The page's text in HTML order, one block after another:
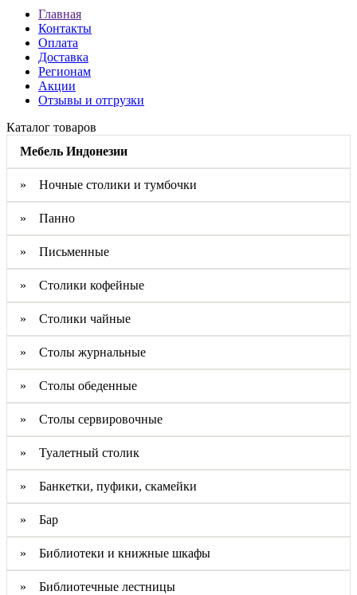
Главная
Контакты
Оплата
Доставка
Регионам
Акции
Отзывы и отгрузки
Каталог товаров
Мебель Индонезии
» Ночные столики и тумбочки
» Панно
» Письменные
» Столики кофейные
» Столики чайные
» Столы журнальные
» Столы обеденные
» Столы сервировочные
» Туалетный столик
» Банкетки, пуфики, скамейки
» Бар
» Библиотеки и книжные шкафы
» Библиотечные лестницы